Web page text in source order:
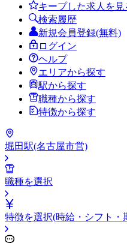
キープした求人を見
検索履歴
新規会員登録(無料)
ログイン
ヘルプ
エリアから探す
駅から探す
職種から探す
特徴から探す
堀田駅(名古屋市営)
職種を選択
特徴を選択(時給・シフト・